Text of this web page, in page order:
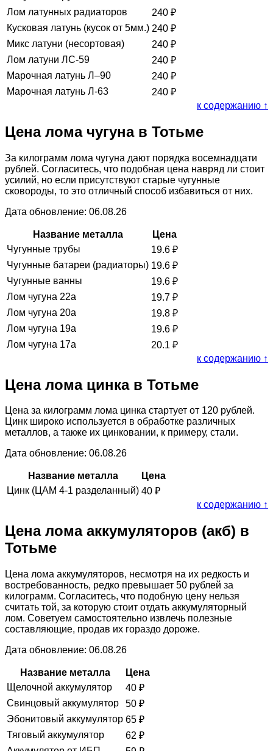
Лом латунных радиаторов
240 ₽
Кусковая латунь (кусок от 5мм.) 240 ₽
Микс латуни (несортовая)
240 ₽
Лом латуни ЛС-59
240 ₽
Марочная латунь Л–90
240 ₽
Марочная латунь Л-63
240 ₽
к содержанию ↑
Цена лома чугуна в Тотьме
За килограмм лома чугуна дают порядка восемнадцати
рублей. Согласитесь, что подобная цена навряд ли стоит
усилий, но если присутствуют старые чугунные
сковороды, то это отличный способ избавиться от них.
Дата обновление: 06.08.26
Название металла
Цена
Чугунные трубы
19.6 ₽
Чугунные батареи (радиаторы) 19.6 ₽
Чугунные ванны
19.6 ₽
Лом чугуна 22а
19.7 ₽
Лом чугуна 20а
19.8 ₽
Лом чугуна 19а
19.6 ₽
Лом чугуна 17а
20.1 ₽
к содержанию ↑
Цена лома цинка в Тотьме
Цена за килограмм лома цинка стартует от 120 рублей.
Цинк широко используется в обработке различных
металлов, а также их цинковании, к примеру, стали.
Дата обновление: 06.08.26
Название металла
Цена
Цинк (ЦАМ 4-1 разделанный) 40 ₽
к содержанию ↑
Цена лома аккумуляторов (акб) в
Тотьме
Цена лома аккумуляторов, несмотря на их редкость и
востребованность, редко превышает 50 рублей за
килограмм. Согласитесь, что подобную цену нельзя
считать той, за которую стоит отдать аккумуляторный
лом. Советуем самостоятельно извлечь полезные
составляющие, продав их гораздо дороже.
Дата обновление: 06.08.26
Название металла
Цена
Щелочной аккумулятор
40 ₽
Свинцовый аккумулятор
50 ₽
Эбонитовый аккумулятор 65 ₽
Тяговый аккумулятор
62 ₽